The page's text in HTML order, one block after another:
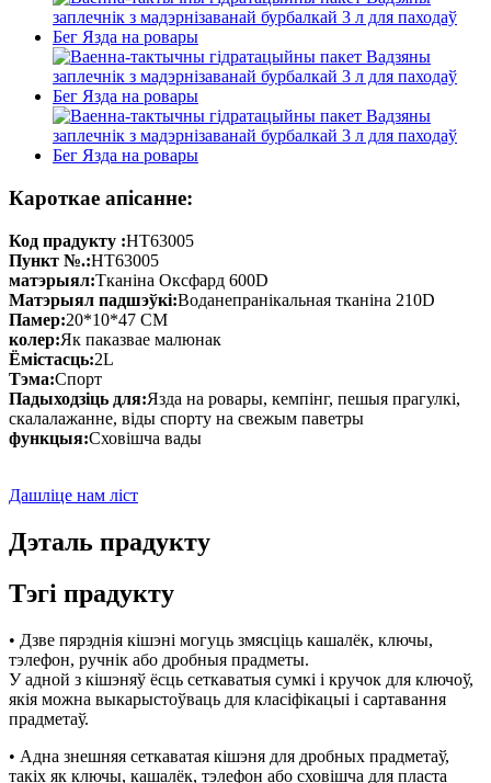
Кароткае апісанне:
Код прадукту :HT63005
Пункт №.:HT63005
матэрыял:Тканіна Оксфард 600D
Матэрыял падшэўкі:Воданепранікальная тканіна 210D
Памер:20*10*47 СМ
колер:Як паказвае малюнак
Ёмістасць:2L
Тэма:Спорт
Падыходзіць для:Язда на ровары, кемпінг, пешыя прагулкі,
скалалажанне, віды спорту на свежым паветры
функцыя:Сховішча вады
Дашліце нам ліст
Дэталь прадукту
Тэгі прадукту
• Дзве пярэднія кішэні могуць змясціць кашалёк, ключы,
тэлефон, ручнік або дробныя прадметы.
У адной з кішэняў ёсць сеткаватыя сумкі і кручок для ключоў,
якія можна выкарыстоўваць для класіфікацыі і сартавання
прадметаў.
• Адна знешняя сеткаватая кішэня для дробных прадметаў,
такіх як ключы, кашалёк, тэлефон або сховішча для пласта